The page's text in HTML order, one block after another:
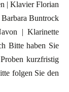
| Klavier Florian
Buntrock
| Klarinette
Bitte haben Sie
kurzfristig
folgen Sie den